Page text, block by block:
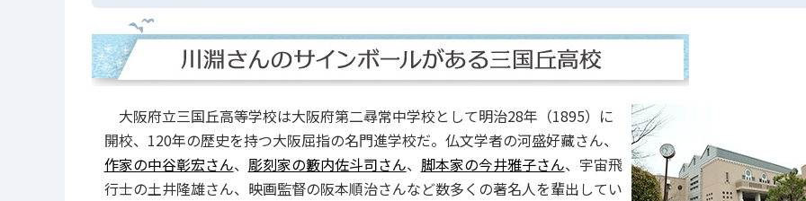
大阪府立三国丘高等学校は大阪府第二尋常中学校として明治28年（1895）に
開校、120年の歴史を持つ大阪屈指の名門進学校だ。仏文学者の河盛好藏さん、
作家の中谷彰宏さん、 彫刻家の籔内佐斗司さん、 脚本家の今井雅子さん、宇宙飛
行士の土井隆雄さん、映画監督の阪本順治さんなど数多くの著名人を輩出してい